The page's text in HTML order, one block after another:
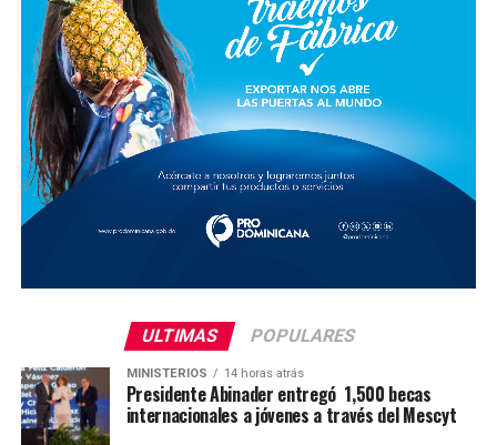
ULTIMAS POPULARES
MINISTERIOS 14 horas atrás
Presidente Abinader entregó 1,500 becas
internacionales a jóvenes a través del Mescyt